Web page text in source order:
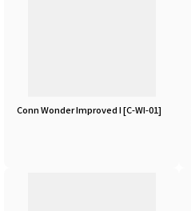
Conn Wonder Improved I[C-WI-01]